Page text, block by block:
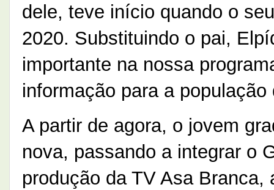
dele, teve início quando o
2020. Substituindo o pai,
importante na nossa
informação para a população
A partir de agora, o jovem
nova, passando a integrar o
produção da TV Asa